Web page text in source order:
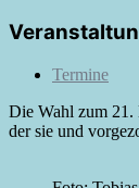
Termine
Die Wahl zum 21.
der sie und